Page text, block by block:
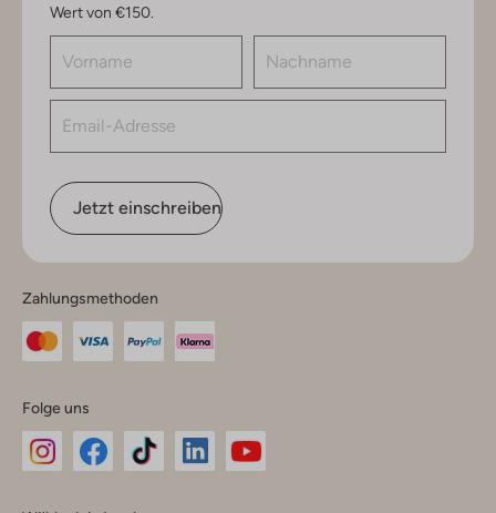
Wert von €150.
Jetzt einschreiben
Zahlungsmethoden
Folge uns